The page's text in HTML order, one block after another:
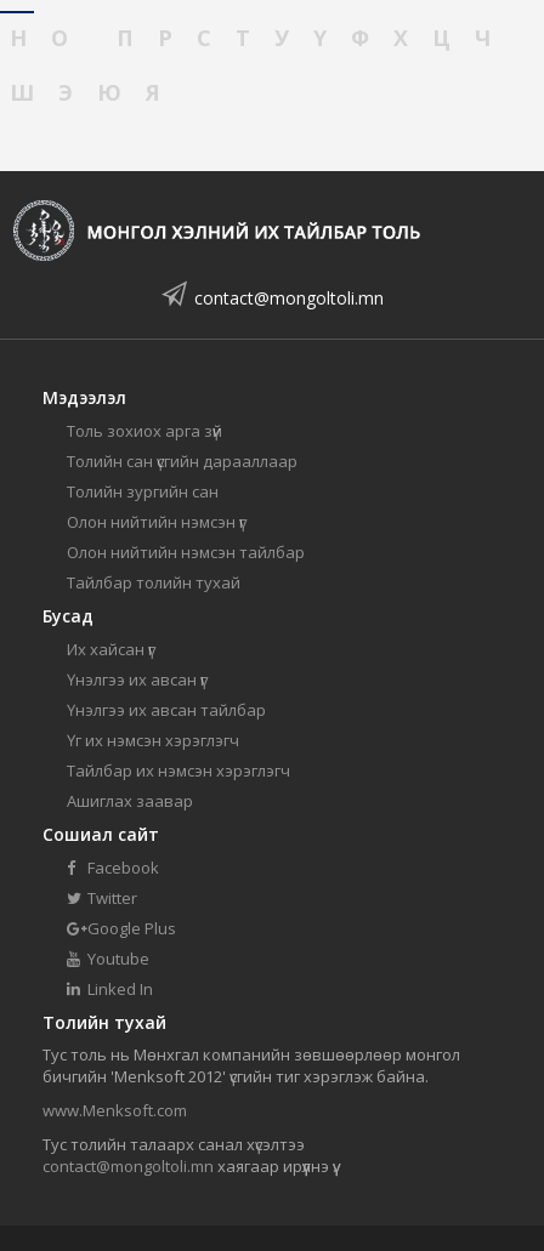
Н
О П Р С Т У Ү Ф Х Ц
Ч
Ш
Э Ю Я
contact@mongoltoli.mn
Мэдээлэл
Толь зохиох арга зүй
Толийн сан үсгийн дарааллаар
Толийн зургийн сан
Олон нийтийн нэмсэн үг
Олон нийтийн нэмсэн тайлбар
Тайлбар толийн тухай
Бусад
Их хайсан үг
Үнэлгээ их авсан үг
Үнэлгээ их авсан тайлбар
Үг их нэмсэн хэрэглэгч
Тайлбар их нэмсэн хэрэглэгч
Ашиглах заавар
Сошиал сайт
Facebook
Twitter
Google Plus
Youtube
Linked In
Толийн тухай
Тус толь нь Мөнхгал компанийн зөвшөөрлөөр монгол
бичгийн 'Menksoft 2012' үсгийн тиг хэрэглэж байна.
www.Menksoft.com
Тус толийн талаарх санал хүсэлтээ
contact@mongoltoli.mn хаягаар ирүүлнэ үү.